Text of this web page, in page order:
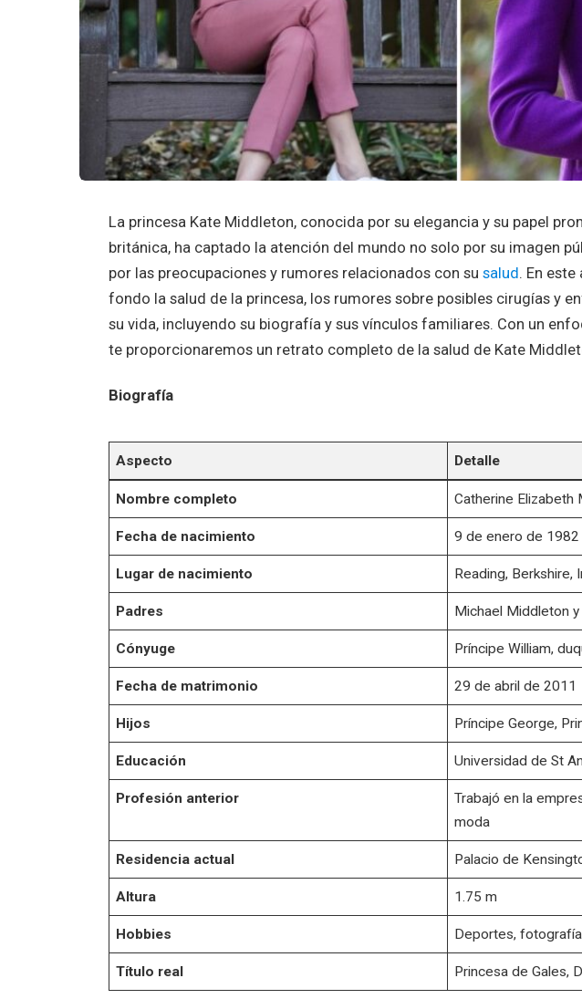
La princesa Kate Middleton, conocida por su elegancia y su papel
británica, ha captado la atención del mundo no solo por su imagen
por las preocupaciones y rumores relacionados con su salud . En
fondo la salud de la princesa, los rumores sobre posibles cirugías y
su vida, incluyendo su biografía y sus vínculos familiares. Con un
te proporcionaremos un retrato completo de la salud de Kate
Biografía
Aspecto Detalle
Nombre completo Catherine Elizabeth
Fecha de nacimiento 9 de enero de 1982
Lugar de nacimiento Reading, Berkshire,
Padres Michael Middleton
Cónyuge Príncipe William,
Fecha de matrimonio 29 de abril de 2011
Hijos Príncipe George,
Educación Universidad de St
Profesión anterior
Trabajó en la
moda
Residencia actual Palacio de
Altura 1.75 m
Hobbies Deportes,
Título real Princesa de Gales,